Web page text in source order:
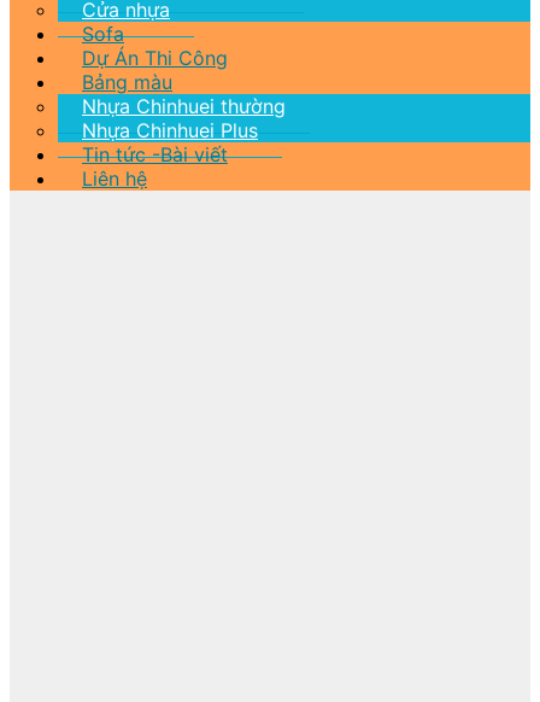
Cửa nhựa
Sofa
Dự Án Thi Công
Bảng màu
Nhựa Chinhuei thường
Nhựa Chinhuei Plus
Tin tức -Bài viết
Liên hệ